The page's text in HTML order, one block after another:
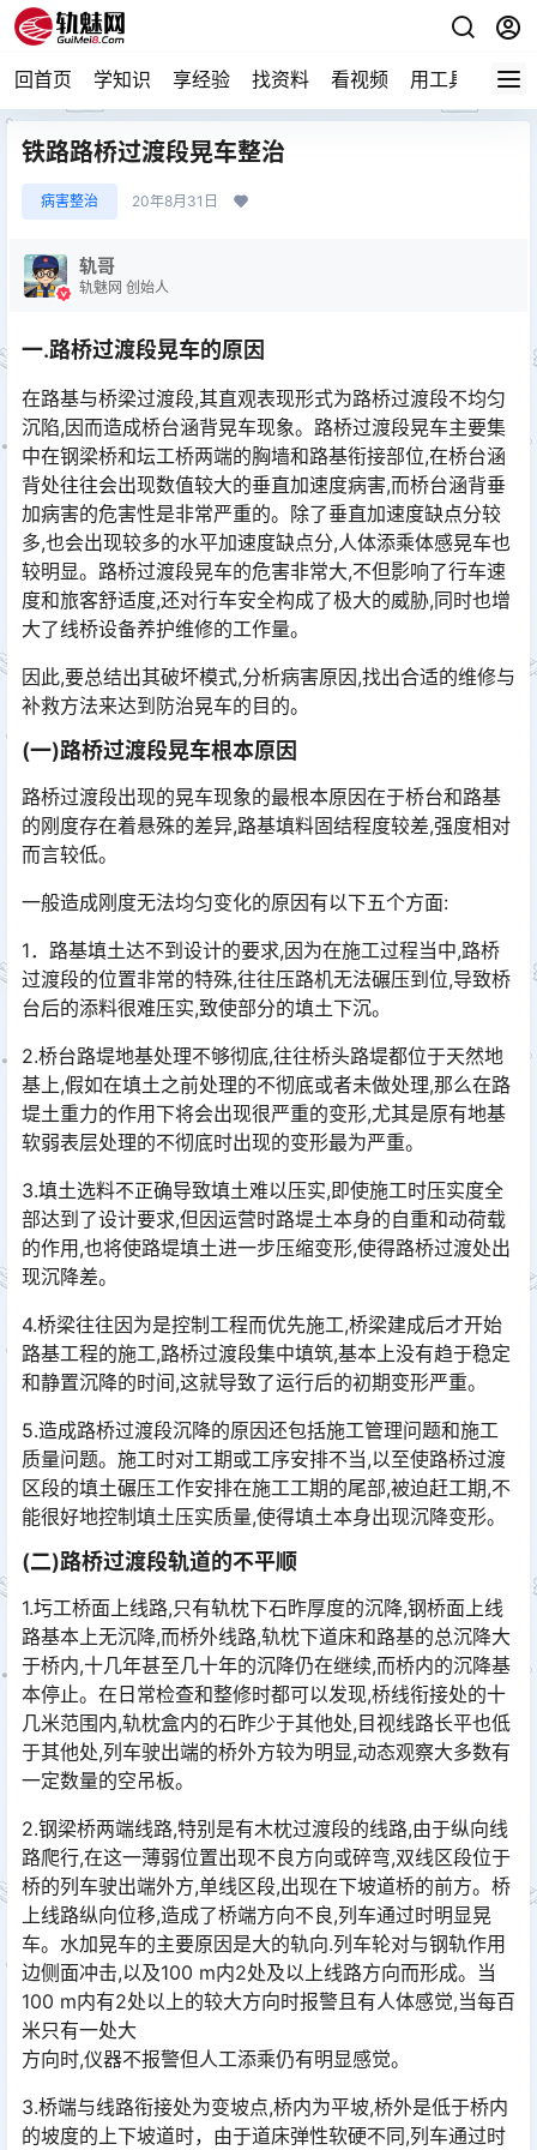
回首页 学知识 享经验 找资料 看视频 用工具 论技
铁路路桥过渡段晃车整治
病害整治 20年8月31日
轨哥
轨魅网 创始人
一.路桥过渡段晃车的原因
在路基与桥梁过渡段,其直观表现形式为路桥过渡段不均匀
沉陷,因而造成桥台涵背晃车现象。路桥过渡段晃车主要集
中在钢梁桥和坛工桥两端的胸墙和路基衔接部位,在桥台涵
背处往往会出现数值较大的垂直加速度病害,而桥台涵背垂
加病害的危害性是非常严重的。除了垂直加速度缺点分较
多,也会出现较多的水平加速度缺点分,人体添乘体感晃车也
较明显。路桥过渡段晃车的危害非常大,不但影响了行车速
度和旅客舒适度,还对行车安全构成了极大的威胁,同时也增
大了线桥设备养护维修的工作量。󠅅󠅃󠄵󠅂󠄪󠇖󠆨󠆨󠇕󠆞󠆒󠅬󠇘󠆭󠆘󠇙󠆝󠅵󠇗󠆭󠆁󠄐󠇗󠅹󠅸󠇖󠆍󠅳󠇖󠅹󠅰󠇖󠆌󠅹
因此,要总结出其破坏模式,分析病害原因,找出合适的维修与
补救方法来达到防治晃车的目的。
(一)路桥过渡段晃车根本原因
路桥过渡段出现的晃车现象的最根本原因在于桥台和路基
的刚度存在着悬殊的差异,路基填料固结程度较差,强度相对
而言较低。
一般造成刚度无法均匀变化的原因有以下五个方面:
1．路基填土达不到设计的要求,因为在施工过程当中,路桥
过渡段的位置非常的特殊,往往压路机无法碾压到位,导致桥
台后的添料很难压实,致使部分的填土下沉。
2.桥台路堤地基处理不够彻底,往往桥头路堤都位于天然地
基上,假如在填土之前处理的不彻底或者未做处理,那么在路
堤土重力的作用下将会出现很严重的变形,尤其是原有地基
软弱表层处理的不彻底时出现的变形最为严重。󠅅󠅃󠄵󠅂󠄪󠇖󠆨󠆨󠇕󠆞󠆒󠅬󠇘󠆭󠆘󠇙󠆝󠅵󠇗󠆭󠆁󠄐󠇗󠅹󠅸󠇖󠆍󠅳󠇖󠅹󠅰󠇖󠆌󠅹
3.填土选料不正确导致填土难以压实,即使施工时压实度全
部达到了设计要求,但因运营时路堤土本身的自重和动荷载
的作用,也将使路堤填土进一步压缩变形,使得路桥过渡处出
现沉降差。󠅅󠅃󠄵󠅂󠄪󠇖󠆨󠆨󠇕󠆞󠆒󠅬󠇘󠆭󠆘󠇙󠆝󠅵󠇗󠆭󠆁󠄐󠇗󠅹󠅸󠇖󠆍󠅳󠇖󠅹󠅰󠇖󠆌󠅹
4.桥梁往往因为是控制工程而优先施工,桥梁建成后才开始
路基工程的施工,路桥过渡段集中填筑,基本上没有趋于稳定
和静置沉降的时间,这就导致了运行后的初期变形严重。
5.造成路桥过渡段沉降的原因还包括施工管理问题和施工
质量问题。施工时对工期或工序安排不当,以至使路桥过渡
区段的填土碾压工作安排在施工工期的尾部,被迫赶工期,不
能很好地控制填土压实质量,使得填土本身出现沉降变形。󠅅󠅃󠄵󠅂󠄪󠇖󠆨󠆨󠇕󠆞󠆒󠅬󠇘󠆭󠆘󠇙󠆝󠅵󠇗󠆭󠆁󠄐󠇗󠅹󠅸󠇖󠆍󠅳󠇖󠅹󠅰󠇖󠆌󠅹
(二)路桥过渡段轨道的不平顺
1.圬工桥面上线路,只有轨枕下石昨厚度的沉降,钢桥面上线
路基本上无沉降,而桥外线路,轨枕下道床和路基的总沉降大
于桥内,十几年甚至几十年的沉降仍在继续,而桥内的沉降基
本停止。在日常检查和整修时都可以发现,桥线衔接处的十
几米范围内,轨枕盒内的石昨少于其他处,目视线路长平也低
于其他处,列车驶出端的桥外方较为明显,动态观察大多数有
一定数量的空吊板。󠅅󠅃󠄵󠅂󠄪󠇖󠆨󠆨󠇕󠆞󠆒󠅬󠇘󠆭󠆘󠇙󠆝󠅵󠇗󠆭󠆁󠄐󠇗󠅹󠅸󠇖󠆍󠅳󠇖󠅹󠅰󠇖󠆌󠅹
2.钢梁桥两端线路,特别是有木枕过渡段的线路,由于纵向线
路爬行,在这一薄弱位置出现不良方向或碎弯,双线区段位于
桥的列车驶出端外方,单线区段,出现在下坡道桥的前方。桥
上线路纵向位移,造成了桥端方向不良,列车通过时明显晃
车。水加晃车的主要原因是大的轨向.列车轮对与钢轨作用
边侧面冲击,以及100 m内2处及以上线路方向而形成。当
100 m内有2处以上的较大方向时报警且有人体感觉,当每百
米只有一处大󠅅󠅃󠄵󠅂󠄪󠇖󠆨󠆨󠇕󠆞󠆒󠅬󠇘󠆭󠆘󠇙󠆝󠅵󠇗󠆭󠆁󠄐󠇗󠅹󠅸󠇖󠆍󠅳󠇖󠅹󠅰󠇖󠆌󠅹
方向时,仪器不报警但人工添乘仍有明显感觉。
3.桥端与线路衔接处为变坡点,桥内为平坡,桥外是低于桥内
的坡度的上下坡道时，由于道床弹性软硬不同,列车通过时